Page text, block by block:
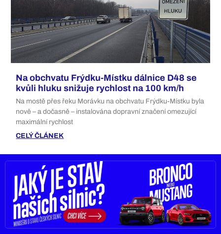
Na obchvatu Frýdku-Místku dálnice D48 se
kvůli hluku snižuje rychlost na 100 km/h
Na mostě přes řeku Morávku na obchvatu Frýdku-Místku byla
nově – a dočasně – instalována dopravní značení omezující
maximální rychlost
CELÝ ČLÁNEK